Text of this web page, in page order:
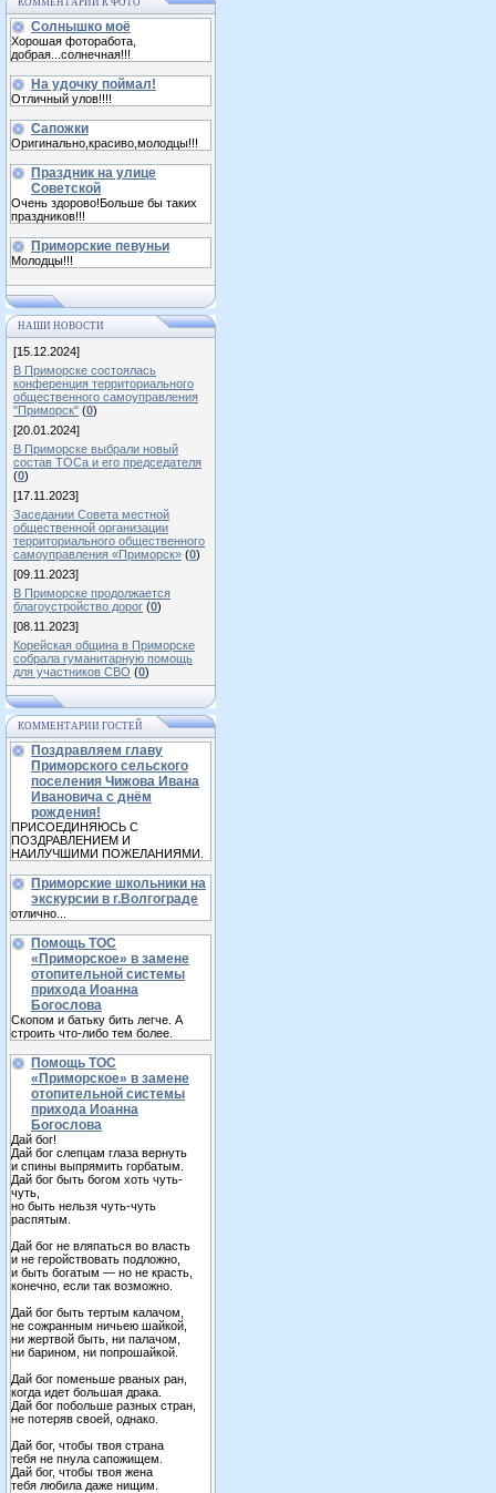
КОММЕНТАРИИ К ФОТО
Солнышко моё
Хорошая фоторабота,
добрая...солнечная!!!
На удочку поймал!
Отличный улов!!!!
Сапожки
Оригинально,красиво,молодцы!!!
Праздник на улице
Советской
Очень здорово!Больше бы таких
праздников!!!
Приморские певуньи
Молодцы!!!
НАШИ НОВОСТИ
[15.12.2024]
В Приморске состоялась
конференция территориального
общественного самоуправления
"Приморск" (0)
[20.01.2024]
В Приморске выбрали новый
состав ТОСа и его председателя
(0)
[17.11.2023]
Заседании Совета местной
общественной организации
территориального общественного
самоуправления «Приморск» (0)
[09.11.2023]
В Приморске продолжается
благоустройство дорог (0)
[08.11.2023]
Корейская община в Приморске
собрала гуманитарную помощь
для участников СВО (0)
КОММЕНТАРИИ ГОСТЕЙ
Поздравляем главу
Приморского сельского
поселения Чижова Ивана
Ивановича с днём
рождения!
ПРИСОЕДИНЯЮСЬ С
ПОЗДРАВЛЕНИЕМ И
НАИЛУЧШИМИ ПОЖЕЛАНИЯМИ.
Приморские школьники на
экскурсии в г.Волгограде
отлично...
Помощь ТОС
«Приморское» в замене
отопительной системы
прихода Иоанна
Богослова
Скопом и батьку бить легче. А
строить что-либо тем более.
Помощь ТОС
«Приморское» в замене
отопительной системы
прихода Иоанна
Богослова
Дай бог!
Дай бог слепцам глаза вернуть
и спины выпрямить горбатым.
Дай бог быть богом хоть чуть-
чуть,
но быть нельзя чуть-чуть
распятым.
Дай бог не вляпаться во власть
и не геройствовать подложно,
и быть богатым — но не красть,
конечно, если так возможно.
Дай бог быть тертым калачом,
не сожранным ничьею шайкой,
ни жертвой быть, ни палачом,
ни барином, ни попрошайкой.
Дай бог поменьше рваных ран,
когда идет большая драка.
Дай бог побольше разных стран,
не потеряв своей, однако.
Дай бог, чтобы твоя страна
тебя не пнула сапожищем.
Дай бог, чтобы твоя жена
тебя любила даже нищим.